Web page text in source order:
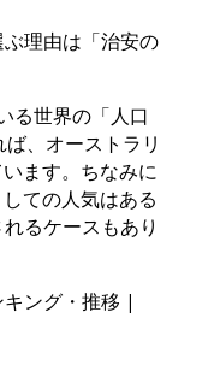
理由は「治安の
る世界の「人口
、オーストラリ
ます。ちなみに
ての人気はある
るケースもあり
ング・推移 |